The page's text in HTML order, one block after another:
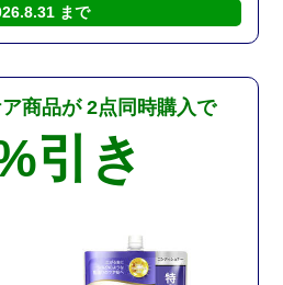
まで
商品が 2点同時購入で
引き